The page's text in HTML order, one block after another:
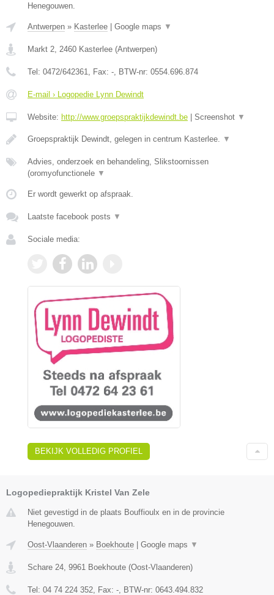
Henegouwen.
Antwerpen » Kasterlee Google maps ▼
Markt 2, 2460 Kasterlee (Antwerpen)
Tel: 0472/642361, Fax: -, BTW-nr: 0554.696.874
E-mail › Logopedie Lynn Dewindt
Website: http://www.groepspraktijkdewindt.be Screenshot ▼
Groepspraktijk Dewindt, gelegen in centrum Kasterlee. ▼
Advies, onderzoek en behandeling, Slikstoornissen
(oromyofunctionele ▼
Er wordt gewerkt op afspraak.
Laatste facebook posts ▼
Sociale media:
BEKIJK VOLLEDIG PROFIEL
Logopediepraktijk Kristel Van Zele
Niet gevestigd in de plaats Bouffioulx en in de provincie
Henegouwen.
Oost-Vlaanderen » Boekhoute Google maps ▼
Schare 24, 9961 Boekhoute (Oost-Vlaanderen)
Tel: 04 74 224 352, Fax: -, BTW-nr: 0643.494.832